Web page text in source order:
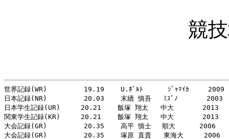
競
世界記録(WR)         19.19    U.ﾎﾞﾙﾄ      ｼﾞｬﾏｲｶ   　2009
日本記録(NR)         20.03    末續 慎吾   ﾐｽﾞﾉ       2003
日本学生記録(UR)     20.21    飯塚 翔太   中大       2013
関東学生記録(KR)     20.21    飯塚 翔太   中大       2013
大会記録(GR)         20.35    高平 慎士　 順大　　　 2006
大会記録(GR)         20.35    塚原 直貴   東海大     2006